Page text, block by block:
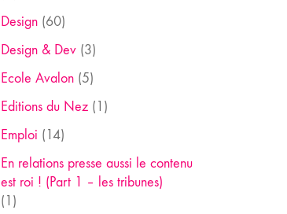
Design(60)
Design & Dev(3)
Ecole Avalon(5)
Editions du Nez(1)
Emploi (14)
En relations presse aussi le contenu
est roi ! (Part 1 – les tribunes)
(1)